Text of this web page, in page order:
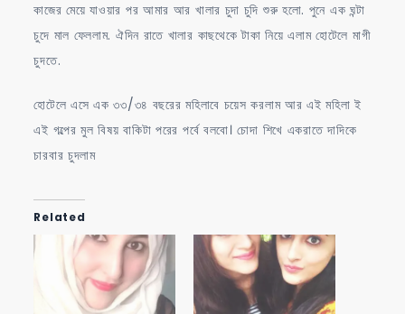
কাজের মেয়ে যাওয়ার পর আমার আর খালার চুদা চুদি শুরু হলো. পুনে এক ঘন্টা
চুদে মাল ফেললাম. ঐদিন রাতে খালার কাছথেকে টাকা নিয়ে এলাম হোটেলে মাগী
চুদতে.
হোটেলে এসে এক ৩৩/৩৪ বছরের মহিলাবে চয়েস করলাম আর এই মহিলা ই
এই গল্পের মুল বিষয় বাকিটা পরের পর্বে বলবো। চোদা শিখে একরাতে দাদিকে
চারবার চুদলাম
Related